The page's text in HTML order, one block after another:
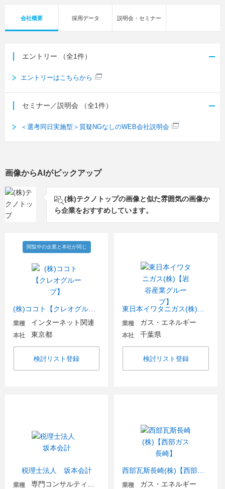
会社概要 採用データ 説明会・セミナー
エントリー （全1件）
エントリーはこちらから
セミナー／説明会 （全1件）
＜選考同日実施型＞質疑NGなしのWEB会社説明会
画像からAIがピックアップ
(株)テクノトップの画像と似た雰囲気の画像か
ら企業をおすすめしています。
閲覧中の企業と本社が同じ
業種 インターネット関連
本社 東京都
検討リスト登録
業種 ガス・エネルギー
本社 千葉県
検討リスト登録
税理士法人 坂本会計
業種 業種 ガス・エネルギー